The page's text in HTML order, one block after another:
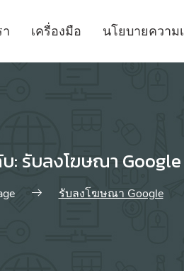
SEO
า Google Ads
เครื่องมือ นโยบายความ
: รับลงโฆษณา Google
รับลงโฆษณา Google